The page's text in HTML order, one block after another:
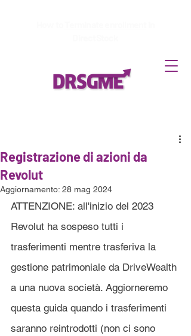
Registrazione di azioni da
Revolut
Aggiornamento: 28 mag 2024
ATTENZIONE: all'inizio del 2023
Revolut ha sospeso tutti i
trasferimenti mentre trasferiva la
gestione patrimoniale da DriveWealth
a una nuova società. Aggiorneremo
questa guida quando i trasferimenti
saranno reintrodotti (non ci sono